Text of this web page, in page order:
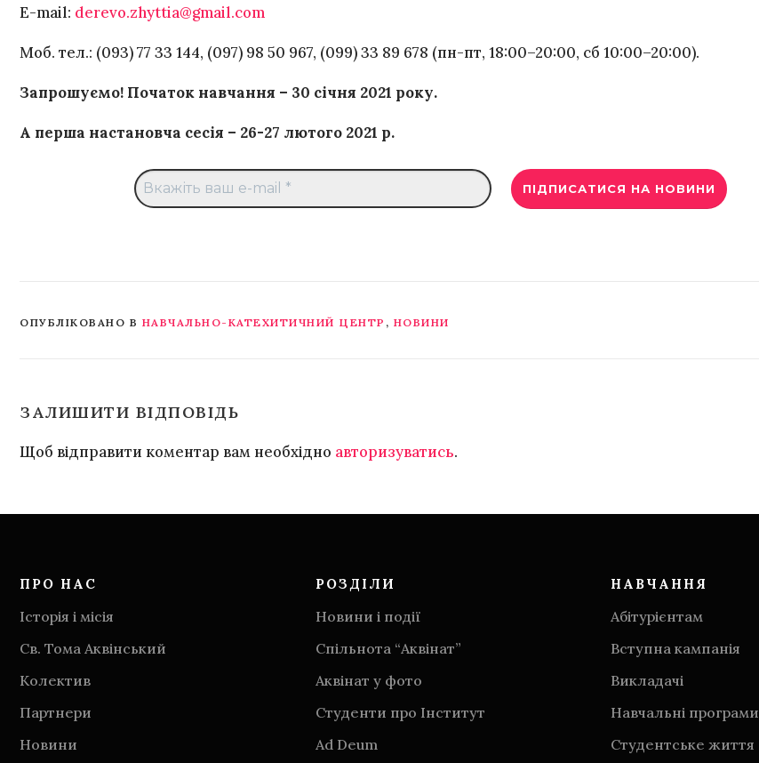
Е-mail: derevo.zhyttia@gmail.com
Моб. тел.: (093) 77 33 144, (097) 98 50 967, (099) 33 89 678 (пн-пт, 18:00–20:00, сб 10:00–20:00).
Запрошуємо! Початок навчання – 30 січня 2021 року.
А перша настановча сесія – 26-27 лютого 2021 р.
ОПУБЛІКОВАНО В НАВЧАЛЬНО-КАТЕХИТИЧНИЙ ЦЕНТР , НОВИНИ
ЗАЛИШИТИ ВІДПОВІДЬ
Щоб відправити коментар вам необхідно авторизуватись.
ПРО НАС
Історія і місія
Св. Тома Аквінський
Колектив
Партнери
Новини
РОЗДІЛИ
Новини і події
Спільнота “Аквінат”
Аквінат у фото
Студенти про Інститут
Аd Deum
НАВЧАННЯ
Абітурієнтам
Вступна кампанія
Викладачі
Навчальні програми
Студентське життя